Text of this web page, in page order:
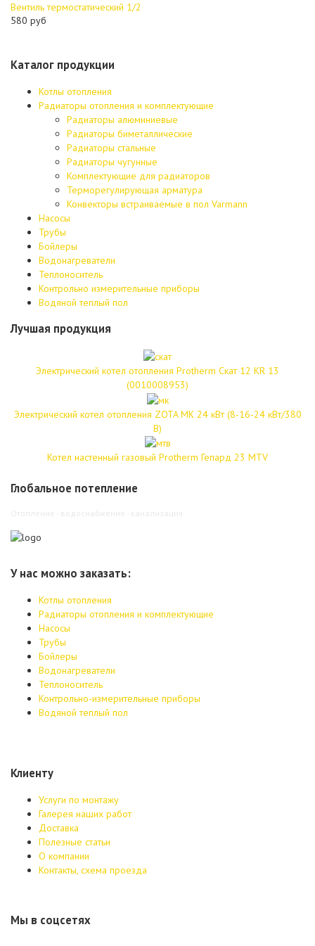
Вентиль термостатический 1/2
580 руб
Каталог продукции
Котлы отопления
Радиаторы отопления и комплектующие
Радиаторы алюминиевые
Радиаторы биметаллические
Радиаторы стальные
Радиаторы чугунные
Комплектующие для радиаторов
Терморегулирующая арматура
Конвекторы встраиваемые в пол Varmann
Насосы
Трубы
Бойлеры
Водонагреватели
Теплоноситель
Контрольно измерительные приборы
Водяной теплый пол
Лучшая продукция
Электрический котел отопления Protherm Скат 12 КR 13
(0010008953)
Электрический котел отопления ZOTA MK 24 кВт (8-16-24 кВт/380
В)
Котел настенный газовый Protherm Гепард 23 MTV
Глобальное потепление
У нас можно заказать:
Котлы отопления
Радиаторы отопления и комплектующие
Насосы
Трубы
Бойлеры
Водонагреватели
Теплоноситель
Контрольно-измерительные приборы
Водяной теплый пол
Клиенту
Услуги по монтажу
Галерея наших работ
Доставка
Полезные статьи
О компании
Контакты, схема проезда
Мы в соцсетях